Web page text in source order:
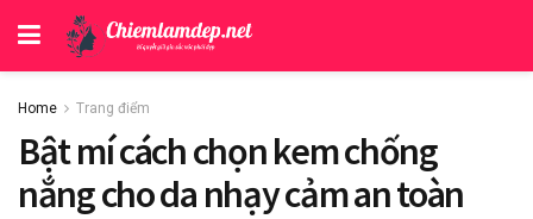
Home Trang điểm
Bật mí cách chọn kem chống
nắng cho da nhạy cảm an toàn